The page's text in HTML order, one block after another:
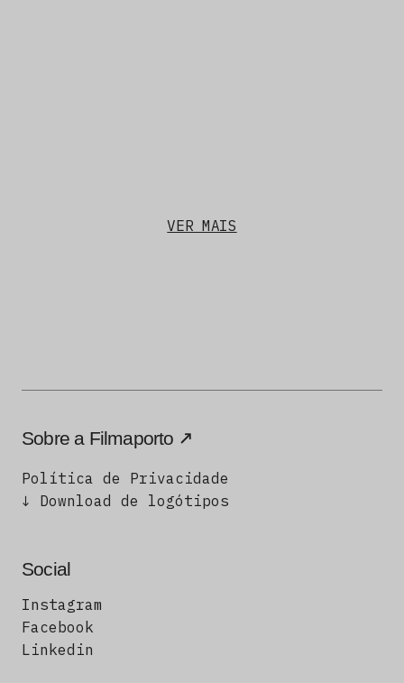
VER MAIS
Sobre a Filmaporto
Política de Privacidade
↓ Download de logótipos
Social
Instagram
Facebook
Linkedin